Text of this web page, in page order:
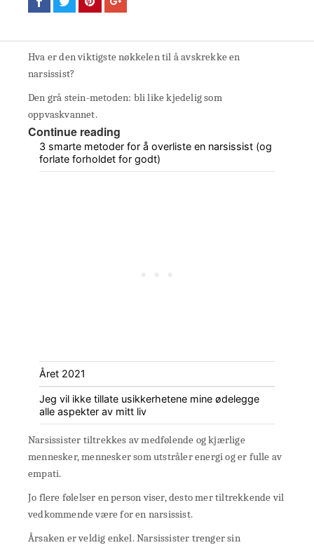
Hva er den viktigste nøkkelen til å avskrekke en
narsissist?
Den grå stein-metoden: bli like kjedelig som
oppvaskvannet.
Continue reading
3 smarte metoder for å overliste en narsissist (og
forlate forholdet for godt)
Året 2021
Jeg vil ikke tillate usikkerhetene mine ødelegge
alle aspekter av mitt liv
Narsissister tiltrekkes av medfølende og kjærlige
mennesker, mennesker som utstråler energi og er fulle av
empati.
Jo flere følelser en person viser, desto mer tiltrekkende vil
vedkommende være for en narsissist.
Årsaken er veldig enkel. Narsissister trenger sin